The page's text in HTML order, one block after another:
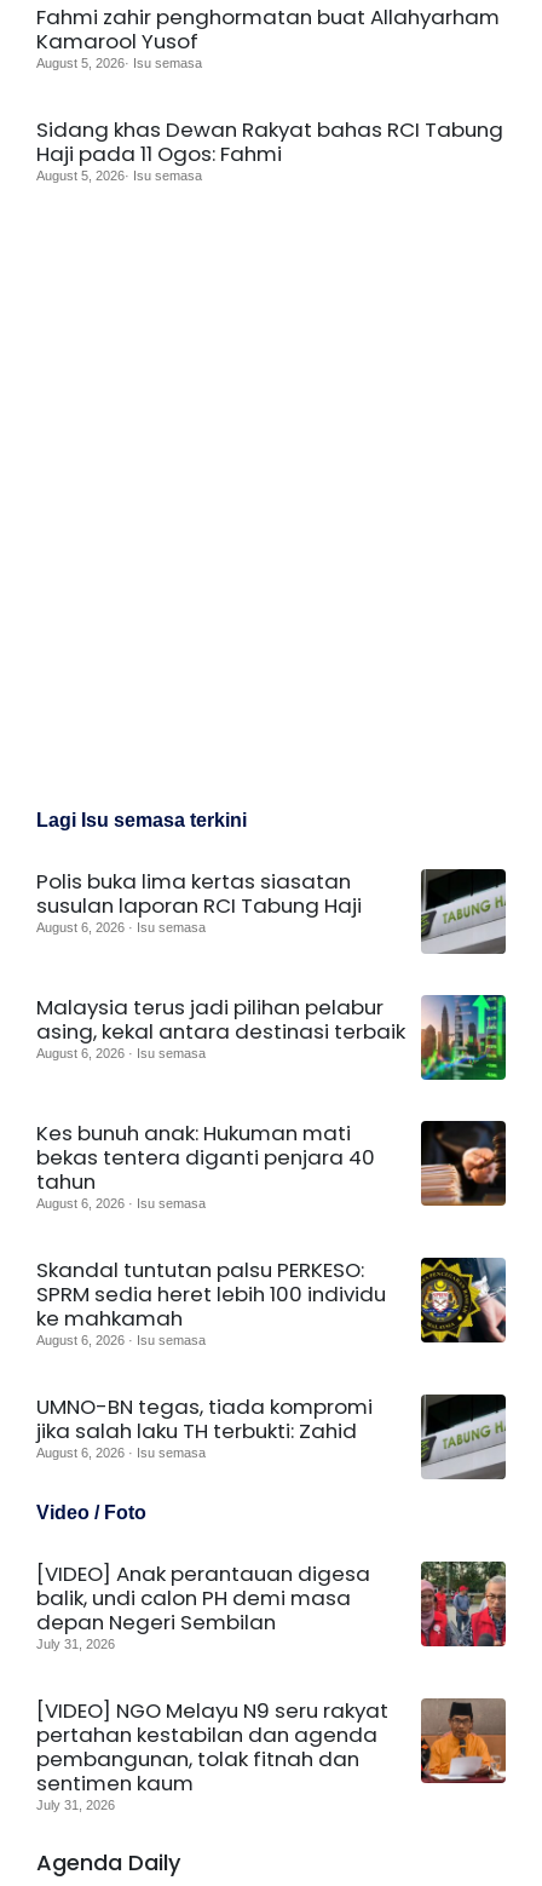
Fahmi zahir penghormatan buat Allahyarham
Kamarool Yusof
August 5, 2026· Isu semasa
Sidang khas Dewan Rakyat bahas RCI Tabung
Haji pada 11 Ogos: Fahmi
August 5, 2026· Isu semasa
Lagi Isu semasa terkini
Polis buka lima kertas siasatan
susulan laporan RCI Tabung Haji
August 6, 2026 · Isu semasa
Malaysia terus jadi pilihan pelabur
asing, kekal antara destinasi terbaik
August 6, 2026 · Isu semasa
Kes bunuh anak: Hukuman mati
bekas tentera diganti penjara 40
tahun
August 6, 2026 · Isu semasa
Skandal tuntutan palsu PERKESO:
SPRM sedia heret lebih 100 individu
ke mahkamah
August 6, 2026 · Isu semasa
UMNO-BN tegas, tiada kompromi
jika salah laku TH terbukti: Zahid
August 6, 2026 · Isu semasa
Video / Foto
[VIDEO] Anak perantauan digesa
balik, undi calon PH demi masa
depan Negeri Sembilan
July 31, 2026
[VIDEO] NGO Melayu N9 seru rakyat
pertahan kestabilan dan agenda
pembangunan, tolak fitnah dan
sentimen kaum
July 31, 2026
Agenda Daily